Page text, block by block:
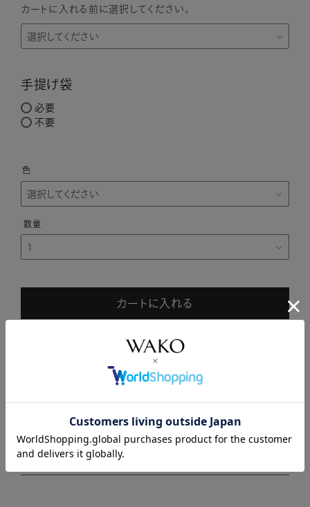
カートに入れる前に選択してください。
手提げ袋
必要
不要
色
カートに入れる
商品詳細
注意事項・キャンセル・返品